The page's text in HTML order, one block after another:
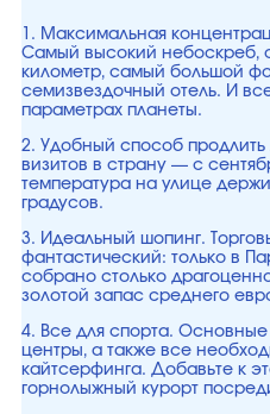
1. Максимальная
Самый высокий небоскреб,
километр, самый большой
семизвездочный отель. И
параметрах планеты.
2. Удобный способ
визитов в страну — с
температура на улице
градусов.
3. Идеальный шопинг.
фантастический: только в
собрано столько
золотой запас среднего
4. Все для спорта.
центры, а также все
кайтсерфинга. Добавьте к
горнолыжный курорт